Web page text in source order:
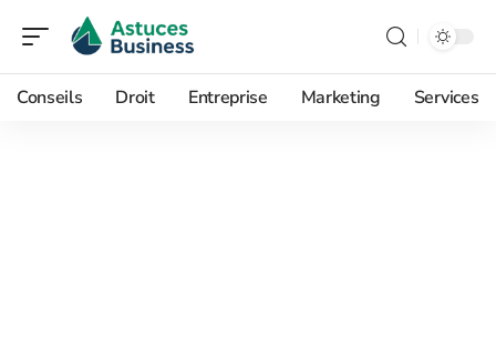
Conseils Droit Entreprise Marketing Services